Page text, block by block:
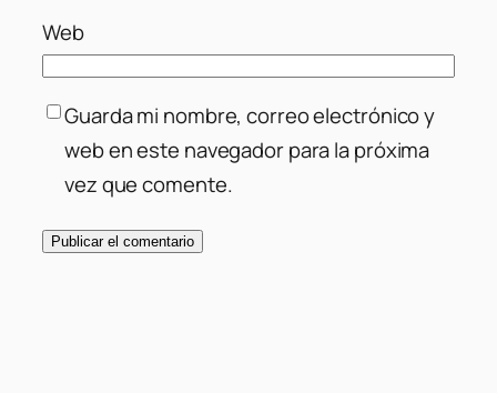
Web
Guarda mi nombre, correo electrónico y
web en este navegador para la próxima
vez que comente.